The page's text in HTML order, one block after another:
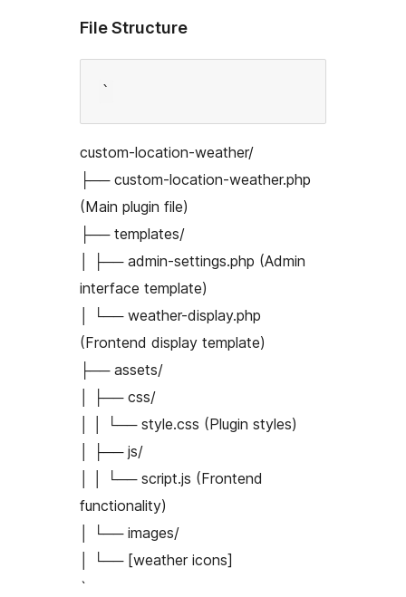
File Structure
custom-location-weather/
├── custom-location-weather.php
(Main plugin file)
├── templates/
interface template)
(Frontend display template)
├── assets/
│ ├── css/
│ │ └── style.css (Plugin styles)
│ ├── js/
functionality)
│ └── images/
│ └── [weather icons]
`